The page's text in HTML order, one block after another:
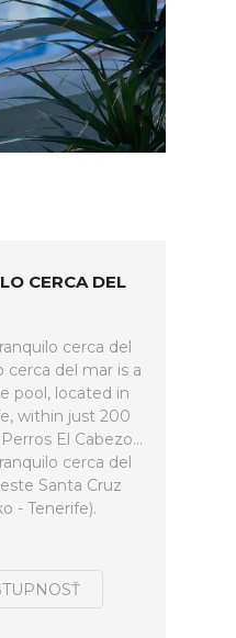
CERCA DEL
cerca del
cerca del mar is a
pool, located in
within just 200
El Cabezo...
cerca del
Santa Cruz
- Tenerife).